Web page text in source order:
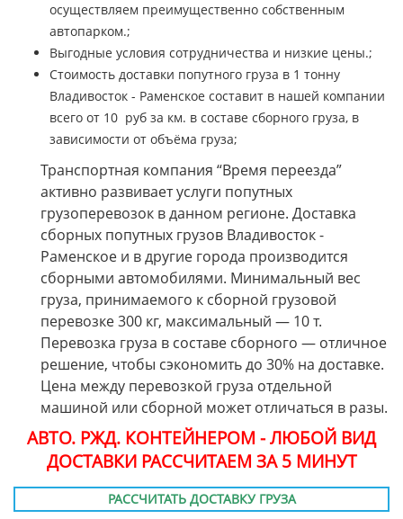
осуществляем преимущественно собственным
автопарком.;
Выгодные условия сотрудничества и низкие цены.;
Стоимость доставки попутного груза в 1 тонну
Владивосток - Раменское составит в нашей компании
всего от 10 руб за км. в составе сборного груза, в
зависимости от объёма груза;
Транспортная компания “Время переезда”
активно развивает услуги попутных
грузоперевозок в данном регионе. Доставка
сборных попутных грузов Владивосток -
Раменское и в другие города производится
сборными автомобилями. Минимальный вес
груза, принимаемого к сборной грузовой
перевозке 300 кг, максимальный — 10 т.
Перевозка груза в составе сборного — отличное
решение, чтобы сэкономить до 30% на доставке.
Цена между перевозкой груза отдельной
машиной или сборной может отличаться в разы.
АВТО. РЖД. КОНТЕЙНЕРОМ - ЛЮБОЙ ВИД
ДОСТАВКИ РАССЧИТАЕМ ЗА 5 МИНУТ
РАССЧИТАТЬ ДОСТАВКУ ГРУЗА